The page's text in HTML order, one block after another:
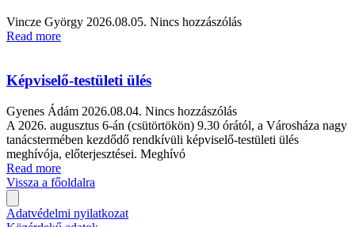
Vincze György 2026.08.05. Nincs hozzászólás
Read more
Képviselő-testületi ülés
Gyenes Ádám 2026.08.04. Nincs hozzászólás
A 2026. augusztus 6-án (csütörtökön) 9.30 órától, a Városháza nagy
tanácstermében kezdődő rendkívüli képviselő-testületi ülés
meghívója, előterjesztései. Meghívó
Read more
Vissza a főoldalra
Adatvédelmi nyilatkozat